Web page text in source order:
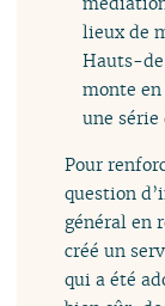
lieux de
Hauts-
monte
une
Pour
question
général en
créé un
qui a été